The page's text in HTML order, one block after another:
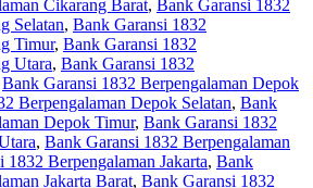
Cikarang Barat, Bank Garansi 1832
Selatan, Bank Garansi 1832
Timur, Bank Garansi 1832
Utara, Bank Garansi 1832
Bank Garansi 1832 Berpengalaman Depok
Berpengalaman Depok Selatan, Bank
Depok Timur, Bank Garansi 1832
, Bank Garansi 1832 Berpengalaman
1832 Berpengalaman Jakarta, Bank
Jakarta Barat, Bank Garansi 1832